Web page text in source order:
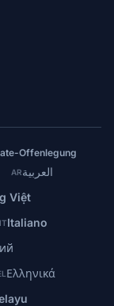
Offenlegung
ARالعربية
Việt
ITItaliano
Ελληνικά